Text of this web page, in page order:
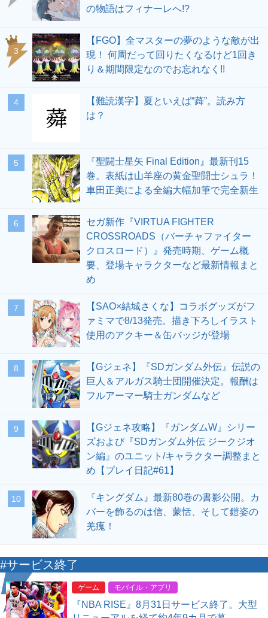
の物語はフィナーレへ!?
3
【FGO】全マスターの夢のような敵が出
現！ 何周だって回りたくなるけど1回き
り＆期間限定なのでお忘れなく!!
4
【難読漢字】夏といえば“蕣”。読み方
は？
5
『聖闘士星矢 Final Edition』最新刊15
巻。表紙は山羊座の黄金聖闘士シュラ！
車田正美による全編大幅加筆で完全新生
6
セガ新作『VIRTUA FIGHTER
CROSSROADS（バーチャファイター
クロスロード）』発売時期、ゲーム概
要、登場キャラクターなど最新情報まと
め
7
【SAO×結城さくな】コラボグッズがフ
ァミマで8/13発売。描き下ろしイラスト
使用のアクキー＆缶バッジが登場
8
【Gジェネ】『SDガンダム外伝』伝説の
巨人＆アルガス騎士団開催決定。報酬は
フルアーマー騎士ガンダムなど
9
【Gジェネ攻略】『ガンダムW』シリー
ズおよび『SDガンダム外伝 ジークジオ
ン編』のユニット/キャラクター調整まと
め【プレイ日記#61】
10
『キングダム』最新80巻の書影公開。カ
バーを飾るのは信、蒙恬、そして鎧姿の
羌瘣！
#サービス終了
ゲーム モバイル・アプリ
『NBA RISE』8月31日サービス終了。大型